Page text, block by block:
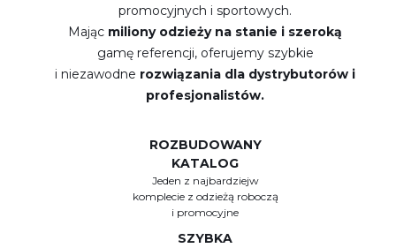
promocyjnych i sportowych.
Mając miliony odzieży na stanie i szeroką
gamę referencji, oferujemy szybkie
i niezawodne rozwiązania dla dystrybutorów i
profesjonalistów.
ROZBUDOWANY
KATALOG
Jeden z najbardziejw
komplecie z odzieżą roboczą
i promocyjne
SZYBKA